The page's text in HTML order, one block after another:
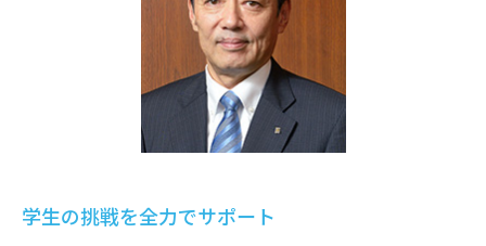
学生の挑戦を全力でサポート